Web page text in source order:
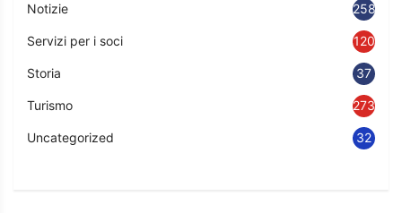
Notizie 2583
Servizi per i soci 120
Storia 37
Turismo 273
Uncategorized 32